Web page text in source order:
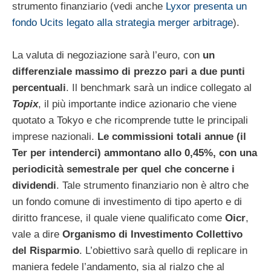
strumento finanziario (vedi anche Lyxor presenta un
fondo Ucits legato alla strategia merger arbitrage).
La valuta di negoziazione sarà l’euro, con un
differenziale massimo di prezzo pari a due punti
percentuali. Il benchmark sarà un indice collegato al
Topix, il più importante indice azionario che viene
quotato a Tokyo e che ricomprende tutte le principali
imprese nazionali. Le commissioni totali annue (il
Ter per intenderci) ammontano allo 0,45%, con una
periodicità semestrale per quel che concerne i
dividendi. Tale strumento finanziario non è altro che
un fondo comune di investimento di tipo aperto e di
diritto francese, il quale viene qualificato come Oicr,
vale a dire Organismo di Investimento Collettivo
del Risparmio. L’obiettivo sarà quello di replicare in
maniera fedele l’andamento, sia al rialzo che al